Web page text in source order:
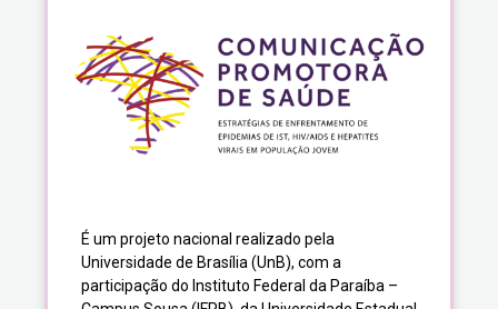
É um projeto nacional realizado pela
Universidade de Brasília (UnB), com a
participação do Instituto Federal da Paraíba –